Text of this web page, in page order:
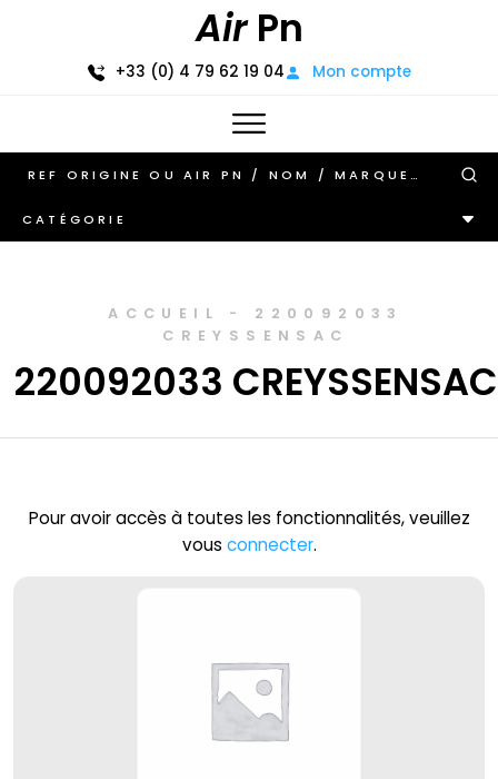
AirPn
+33 (0) 4 79 62 19 04 Mon compte
CATÉGORIE
ACCUEIL - 220092033
CREYSSENSAC
220092033 CREYSSENSAC
Pour avoir accès à toutes les fonctionnalités, veuillez
vous connecter.